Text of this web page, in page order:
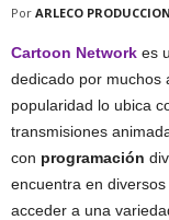
Por ARLECO
Cartoon Network es
dedicado por muchos
popularidad lo ubica
transmisiones
con programación
encuentra en
acceder a una